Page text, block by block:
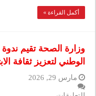
أكمل القراءة »
وزارة الصحة تقيم ندوة
الوطني لتعزيز ثقافة
مارس 29, 2026